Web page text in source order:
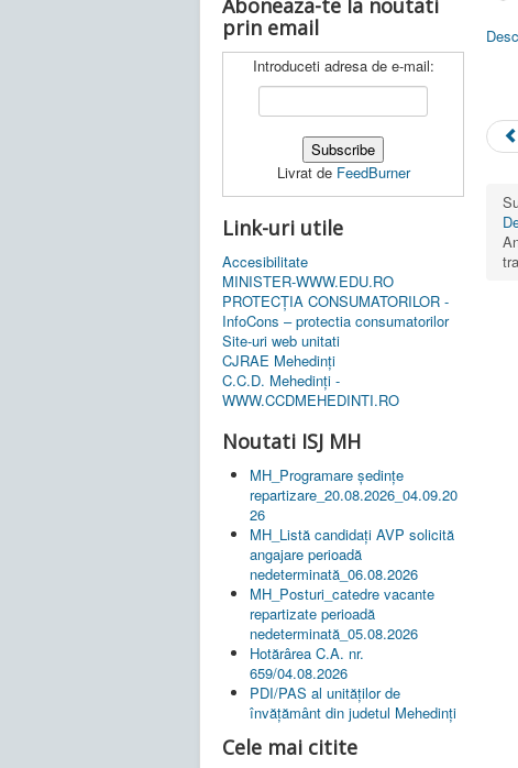
prin email
Introduceti adresa de e-mail:
Livrat de FeedBurner
Link-uri utile
Accesibilitate
MINISTER-WWW.EDU.RO
PROTECȚIA CONSUMATORILOR -
InfoCons – protectia consumatorilor
Site-uri web unitati
CJRAE Mehedinți
C.C.D. Mehedinţi -
WWW.CCDMEHEDINTI.RO
Noutati ISJ MH
MH_Programare ședințe
repartizare_20.08.2026_04.09.20
26
MH_Listă candidați AVP solicită
angajare perioadă
nedeterminată_06.08.2026
MH_Posturi_catedre vacante
repartizate perioadă
nedeterminată_05.08.2026
Hotărârea C.A. nr.
659/04.08.2026
PDI/PAS al unităților de
învățământ din judetul Mehedinți
Cele mai citite